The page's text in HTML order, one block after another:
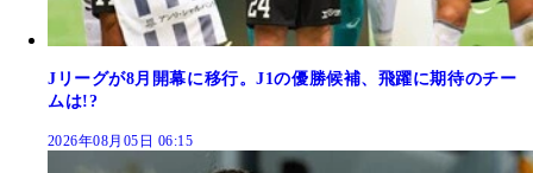
Jリーグが8月開幕に移行。J1の優勝候補、飛躍に期待のチー
ムは!?
2026年08月05日 06:15